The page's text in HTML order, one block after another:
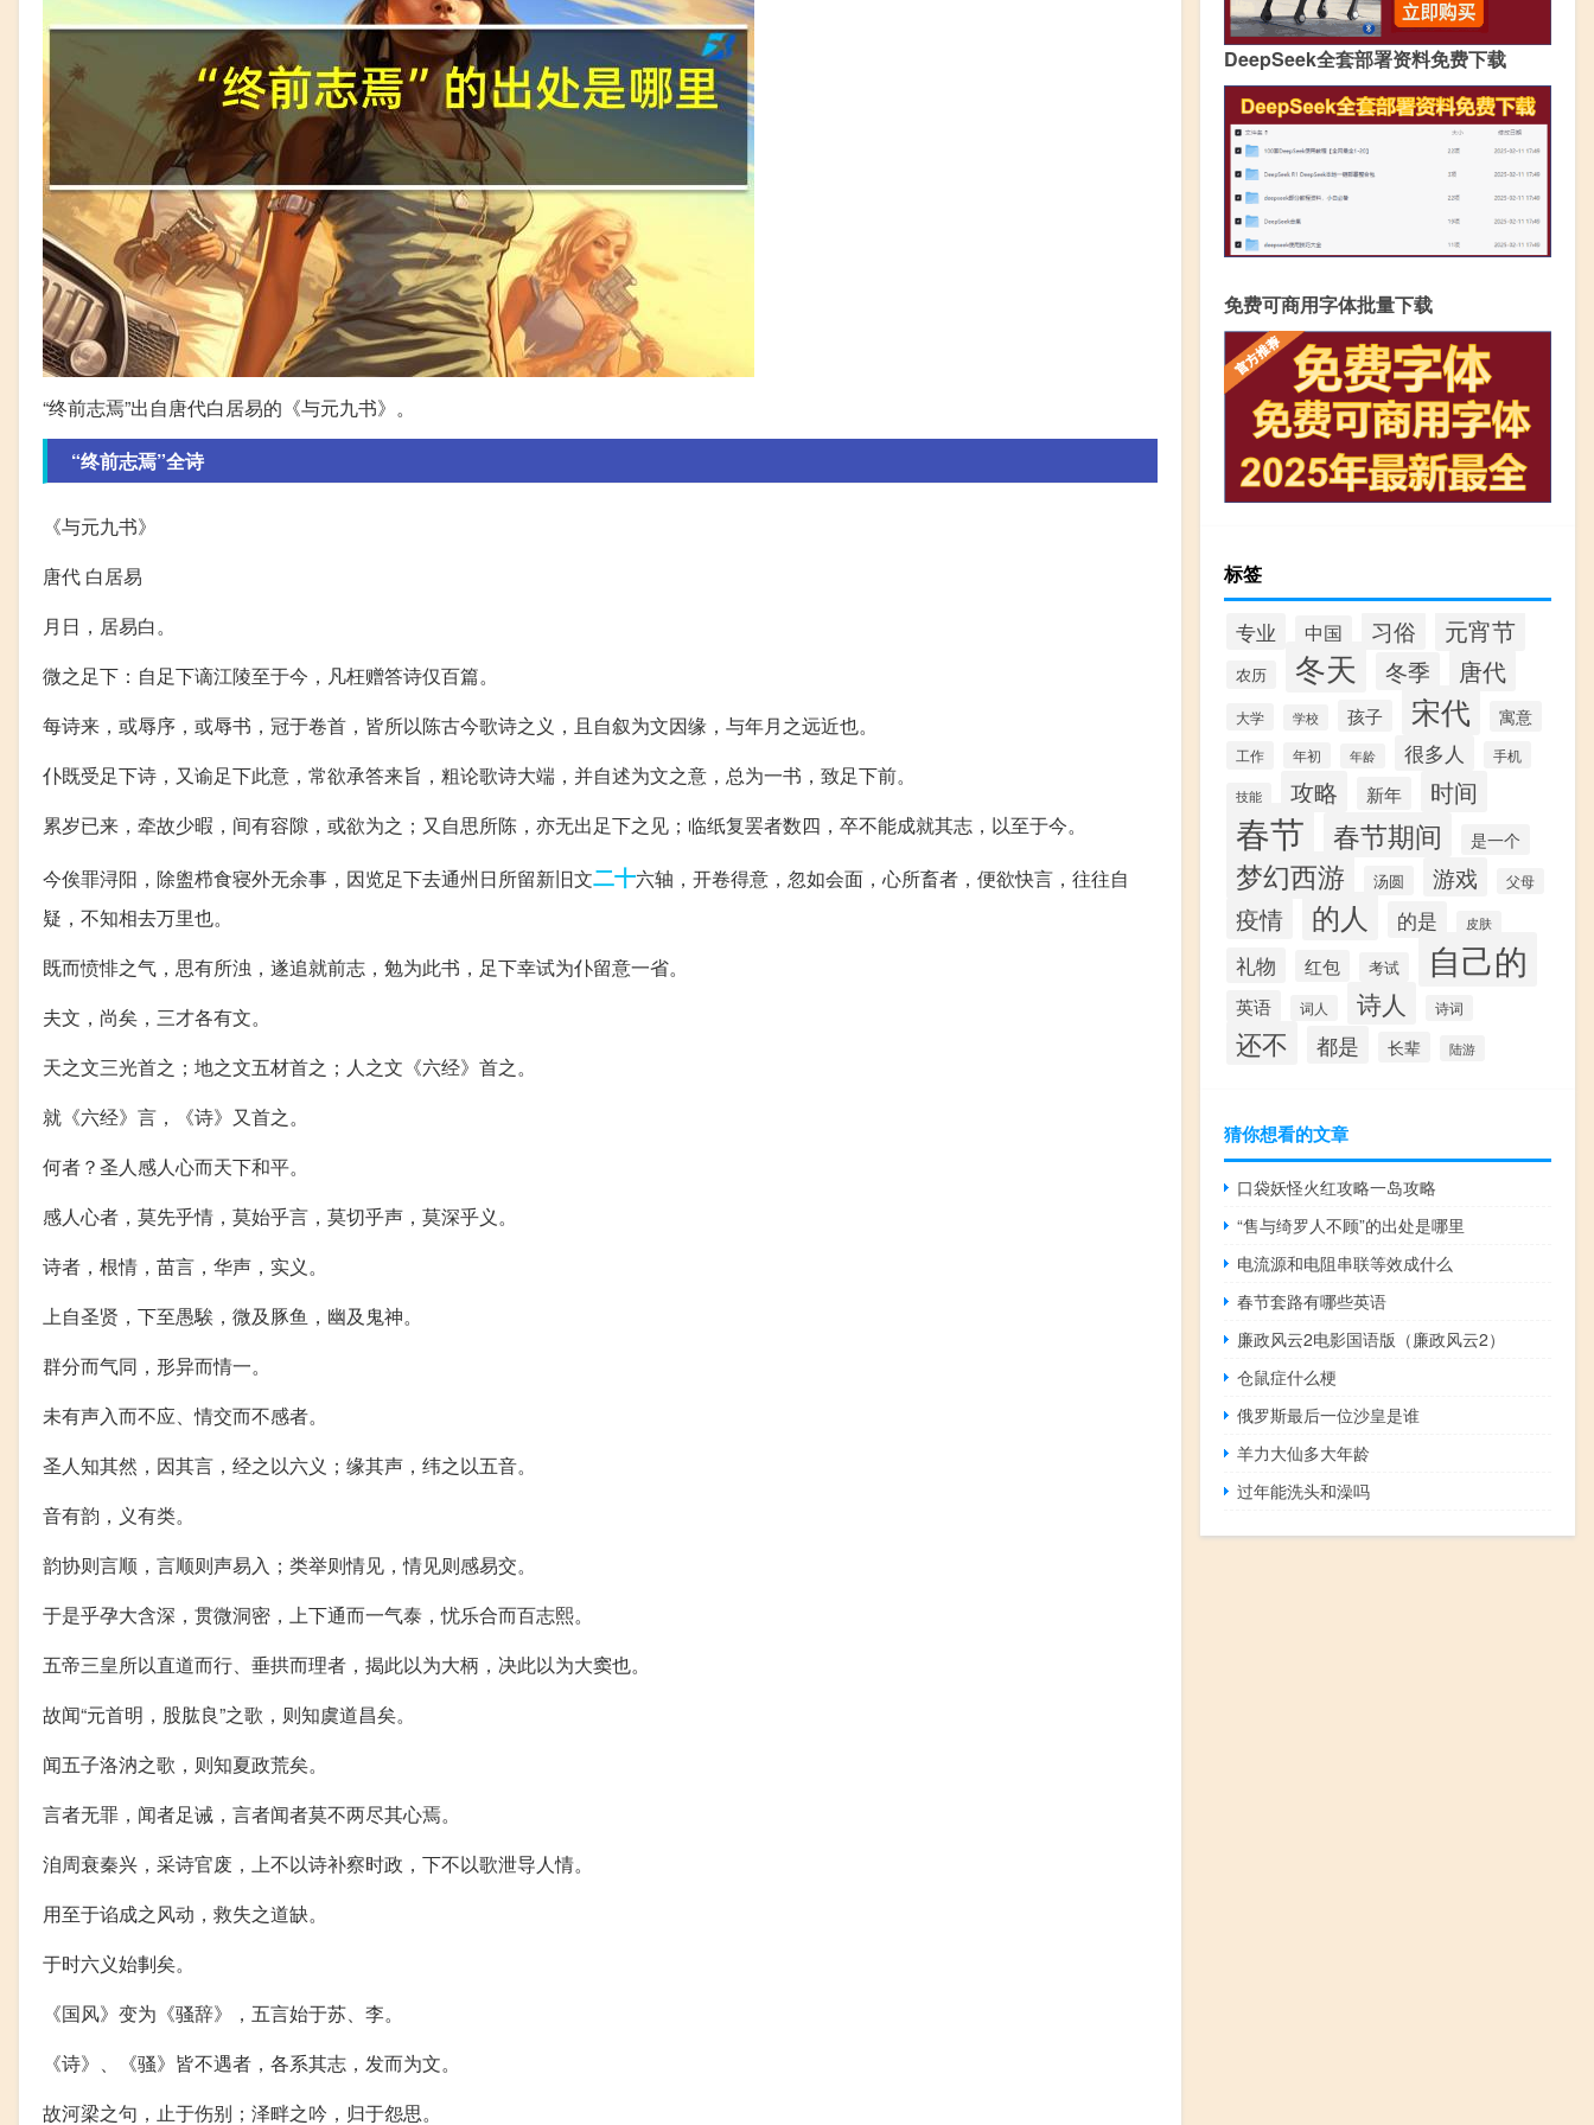
“终前志焉”出自唐代白居易的《与元九书》。
“终前志焉”全诗
《与元九书》
唐代 白居易
月日，居易白。
微之足下：自足下谪江陵至于今，凡枉赠答诗仅百篇。
每诗来，或辱序，或辱书，冠于卷首，皆所以陈古今歌诗之义，且自叙为文因缘，与年月之远近也。
仆既受足下诗，又谕足下此意，常欲承答来旨，粗论歌诗大端，并自述为文之意，总为一书，致足下前。
累岁已来，牵故少暇，间有容隙，或欲为之；又自思所陈，亦无出足下之见；临纸复罢者数四，卒不能成就其志，以至于今。
今俟罪浔阳，除盥栉食寝外无余事，因览足下去通州日所留新旧文二十六轴，开卷得意，忽如会面，心所畜者，便欲快言，往往自
疑，不知相去万里也。
既而愤悱之气，思有所浊，遂追就前志，勉为此书，足下幸试为仆留意一省。
夫文，尚矣，三才各有文。
天之文三光首之；地之文五材首之；人之文《六经》首之。
就《六经》言，《诗》又首之。
何者？圣人感人心而天下和平。
感人心者，莫先乎情，莫始乎言，莫切乎声，莫深乎义。
诗者，根情，苗言，华声，实义。
上自圣贤，下至愚騃，微及豚鱼，幽及鬼神。
群分而气同，形异而情一。
未有声入而不应、情交而不感者。
圣人知其然，因其言，经之以六义；缘其声，纬之以五音。
音有韵，义有类。
韵协则言顺，言顺则声易入；类举则情见，情见则感易交。
于是乎孕大含深，贯微洞密，上下通而一气泰，忧乐合而百志熙。
五帝三皇所以直道而行、垂拱而理者，揭此以为大柄，决此以为大窦也。
故闻“元首明，股肱良”之歌，则知虞道昌矣。
闻五子洛汭之歌，则知夏政荒矣。
言者无罪，闻者足诫，言者闻者莫不两尽其心焉。
洎周衰秦兴，采诗官废，上不以诗补察时政，下不以歌泄导人情。
用至于谄成之风动，救失之道缺。
于时六义始剚矣。
《国风》变为《骚辞》，五言始于苏、李。
《诗》、《骚》皆不遇者，各系其志，发而为文。
故河梁之句，止于伤别；泽畔之吟，归于怨思。
DeepSeek全套部署资料免费下载
免费可商用字体批量下载
标签
专业 中国 习俗 元宵节
农历 冬天 冬季 唐代
大学 学校 孩子 宋代 寓意
工作 年初 年龄 很多人 手机
技能 攻略 新年 时间
春节 春节期间 是一个
梦幻西游 汤圆 游戏 父母
疫情 的人 的是 皮肤
礼物 红包 考试 自己的
英语 词人 诗人 诗词
还不 都是 长辈 陆游
猜你想看的文章
口袋妖怪火红攻略一岛攻略
“售与绮罗人不顾”的出处是哪里
电流源和电阻串联等效成什么
春节套路有哪些英语
廉政风云2电影国语版（廉政风云2）
仓鼠症什么梗
俄罗斯最后一位沙皇是谁
羊力大仙多大年龄
过年能洗头和澡吗